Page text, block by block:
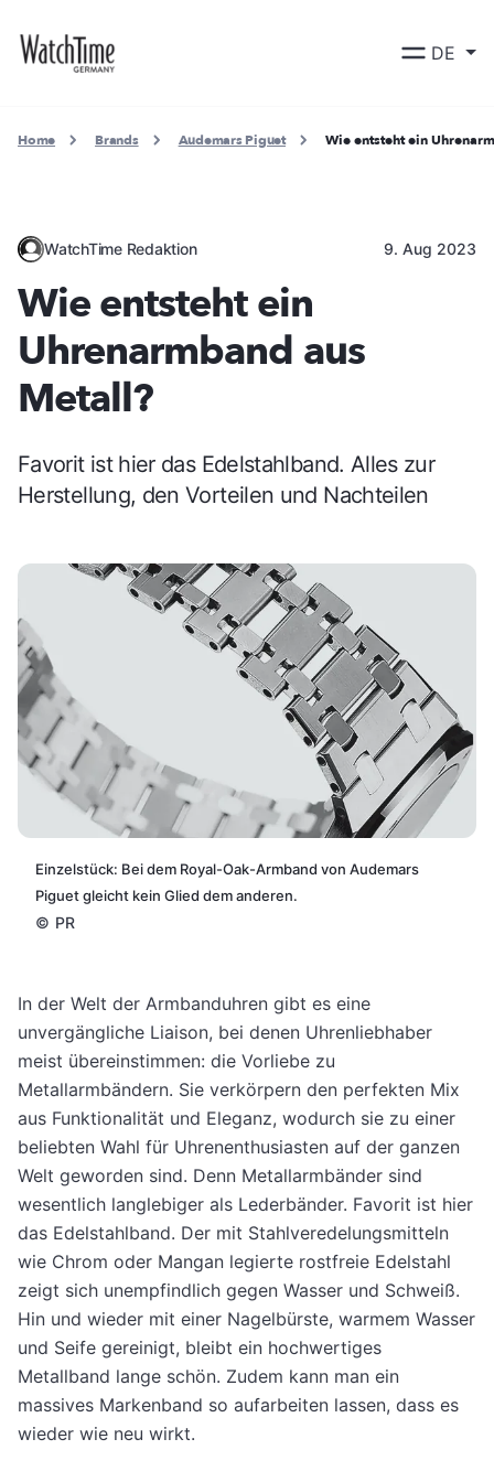
DE
Home Brands Audemars Piguet Wie entsteht ein
WatchTime Redaktion 9. Aug 2023
Wie entsteht ein
Uhrenarmband aus
Metall?
Favorit ist hier das Edelstahlband. Alles zur
Herstellung, den Vorteilen und Nachteilen
Einzelstück: Bei dem Royal-Oak-Armband von Audemars
Piguet gleicht kein Glied dem anderen.
© PR
In der Welt der Armbanduhren gibt es eine
unvergängliche Liaison, bei denen Uhrenliebhaber
meist übereinstimmen: die Vorliebe zu
Metallarmbändern. Sie verkörpern den perfekten Mix
aus Funktionalität und Eleganz, wodurch sie zu einer
beliebten Wahl für Uhrenenthusiasten auf der ganzen
Welt geworden sind. Denn Metallarmbänder sind
wesentlich langlebiger als Lederbänder. Favorit ist hier
das Edelstahlband. Der mit Stahlveredelungsmitteln
wie Chrom oder Mangan legierte rostfreie Edelstahl
zeigt sich unempfindlich gegen Wasser und Schweiß.
Hin und wieder mit einer Nagelbürste, warmem Wasser
und Seife gereinigt, bleibt ein hochwertiges
Metallband lange schön. Zudem kann man ein
massives Markenband so aufarbeiten lassen, dass es
wieder wie neu wirkt.